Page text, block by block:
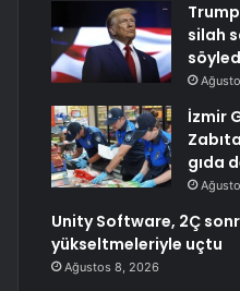
silah
İzmir
gıda
Unity Software, 2Ç
yükseltmeleriyle uçtu
Ağustos 8, 2026